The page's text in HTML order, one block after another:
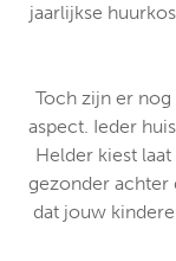
jaarlijkse
Toch zijn er
aspect. Ieder
Helder kiest
gezonder achter
dat jouw